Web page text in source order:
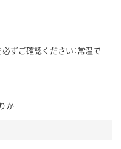
ご確認ください：常温で
か